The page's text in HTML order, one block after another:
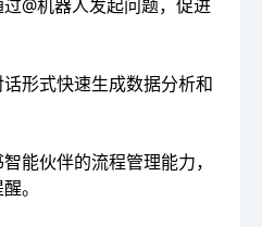
@机器人发起问题，促进
形式快速生成数据分析和
能伙伴的流程管理能力，
。